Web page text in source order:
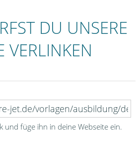
DU UNSERE
VERLINKEN
und füge ihn in deine Webseite ein.